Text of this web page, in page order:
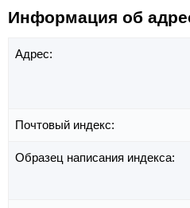
Информация об
Адрес:
Почтовый индекс:
Образец написания индекса: